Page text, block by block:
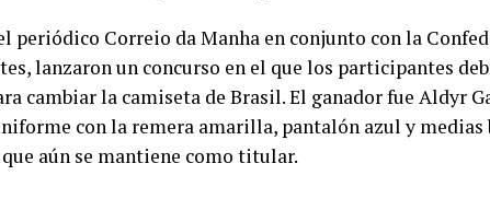
periódico Correio da Manha en conjunto con la
lanzaron un concurso en el que los participantes
cambiar la camiseta de Brasil. El ganador fue Aldyr
con la remera amarilla, pantalón azul y medias
aún se mantiene como titular.